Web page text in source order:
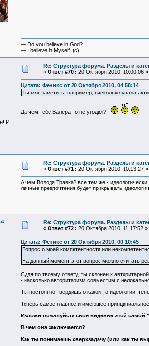
— Do you believe in God?
— I believe in Myself. (c)
И
Re: Структура форума. Разделы и
« Ответ #70 : 20 Октября 2010, 10:00:06 »
Цитата: Феникс от 20 Октября 2010, 04:58:14
Ты мог заметить, например, насколько упала
Да чем тебе Валера-то не угодил?!
Re: Структура форума. Разделы и
« Ответ #71 : 20 Октября 2010, 10:13:27 »
А чем Володя Травка? все тем же -
личные предпочтения будет прикрывать
Re: Структура форума. Разделы и
« Ответ #72 : 20 Октября 2010, 11:17:52 »
Цитата: Феникс от 20 Октября 2010, 00:10:45
Вопрос о моей компетентности или
На данный момент этот вопрос можно считать
Судя по твоему ответу, ты склонен к
- насколько авторитаризм совместим с
Ты постоянно твердишь о какой-то идеологии,
Теперь самое главное и имеющее
Изложи пожалуйста свое виденье этой самой
В чем она заключается?
Как ты понимаешь сверхзадачу (или как ты